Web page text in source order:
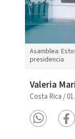
Asamblea:
presidencia
Valeria
Costa Rica /